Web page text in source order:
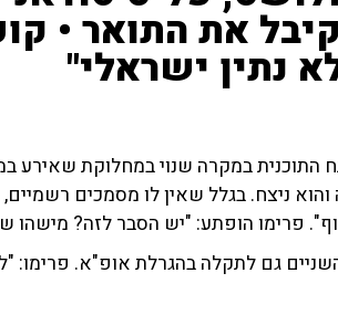
את התואר •
נתין ישראלי"
במקרה שנוי במחלוקת שאירע
כאן 12 שנה והוא ניצח. בגלל שאין לו מסמכים
פרימו הופתע: "יש הסבר לזה?
גם לתקלה בהגרלת אופ"א. פרימו: